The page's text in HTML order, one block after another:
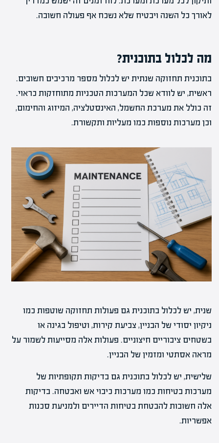
לאורך כל השנה ויבטיח שלא נשכח אף פעולה חשובה.
מה לכלול בתוכנית?
בתוכנית תחזוקה שנתית יש לכלול מספר מרכיבים חשובים.
ראשית, יש לוודא שכל המערכות הטכניות מתוחזקות כראוי.
זה כולל את מערכת החשמל, האינסטלציה, המיזוג והחימום,
וכן מערכות נוספות כמו מעליות ותקשורת.
שנית, יש לכלול בתוכנית גם פעולות תחזוקה שוטפות כמו
ניקיון יסודי של הבניין, צביעת קירות, וטיפול בגינה או
בשטחים ציבוריים חיצוניים. פעולות אלה מסייעות לשמור על
מראה אסתטי ומזמין של הבניין.
שלישית, יש לכלול בתוכנית גם בדיקות תקופתיות של
מערכות בטיחות כמו מערכות כיבוי אש ואבטחה. בדיקות
אלה חשובות להבטחת בטיחות הדיירים ולמניעת סכנות
אפשריות.